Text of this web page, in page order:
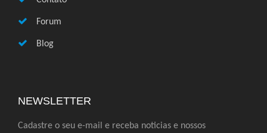
Forum
Blog
NEWSLETTER
Cadastre o seu e-mail e receba noticias e nossos